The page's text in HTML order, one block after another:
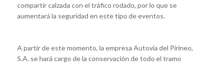
compartir calzada con el tráfico rodado, por lo que se
aumentará la seguridad en este tipo de eventos.
A partir de este momento, la empresa Autovía del Pirineo,
S.A. se hará cargo de la conservación de todo el tramo